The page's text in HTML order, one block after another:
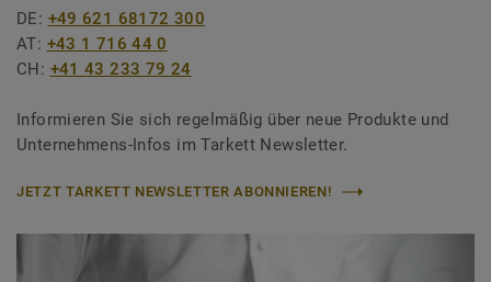
DE: +49 621 68172 300
AT: +43 1 716 44 0
CH: +41 43 233 79 24
Informieren Sie sich regelmäßig über neue Produkte und
Unternehmens-Infos im Tarkett Newsletter.
JETZT TARKETT NEWSLETTER ABONNIEREN!